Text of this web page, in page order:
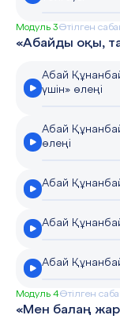
Модуль 3Өтілген
«Абайды оқы,
Абай
үшін» өлеңі
Абай
өлеңі
Абай
Абай
Абай
Модуль 4Өтілген
«Мен балаң